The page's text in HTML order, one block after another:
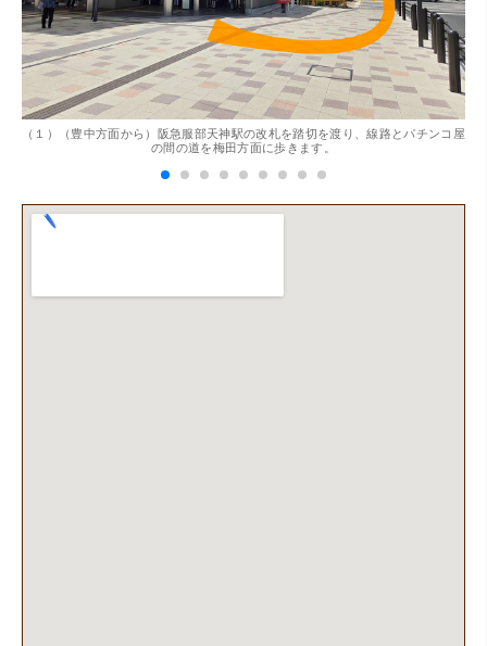
（１）（豊中方面から）阪急服部天神駅の改札を踏切を渡り、線路とパチンコ屋
の間の道を梅田方面に歩きます。